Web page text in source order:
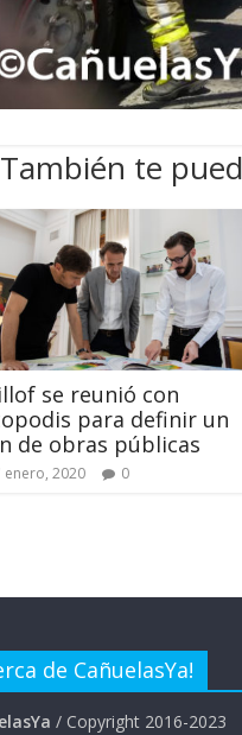
También te
se reunió con
para definir un
de obras públicas
enero, 2020 0
de CañuelasYa!
/ Copyright 2016-2023